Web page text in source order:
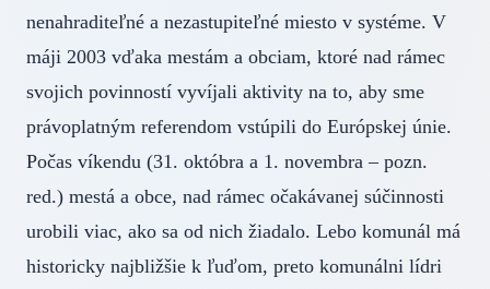
nenahraditeľné a nezastupiteľné miesto v systéme. V
máji 2003 vďaka mestám a obciam, ktoré nad rámec
svojich povinností vyvíjali aktivity na to, aby sme
právoplatným referendom vstúpili do Európskej únie.
Počas víkendu (31. októbra a 1. novembra – pozn.
red.) mestá a obce, nad rámec očakávanej súčinnosti
urobili viac, ako sa od nich žiadalo. Lebo komunál má
historicky najbližšie k ľuďom, preto komunálni lídri